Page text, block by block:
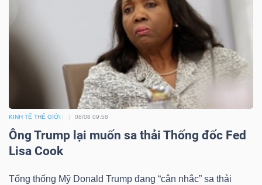
KINH TẾ THẾ GIỚI 08/08 09:58
Ông Trump lại muốn sa thải Thống đốc Fed
Lisa Cook
Tổng thống Mỹ Donald Trump đang “cân nhắc” sa thải
thông
tài
chính